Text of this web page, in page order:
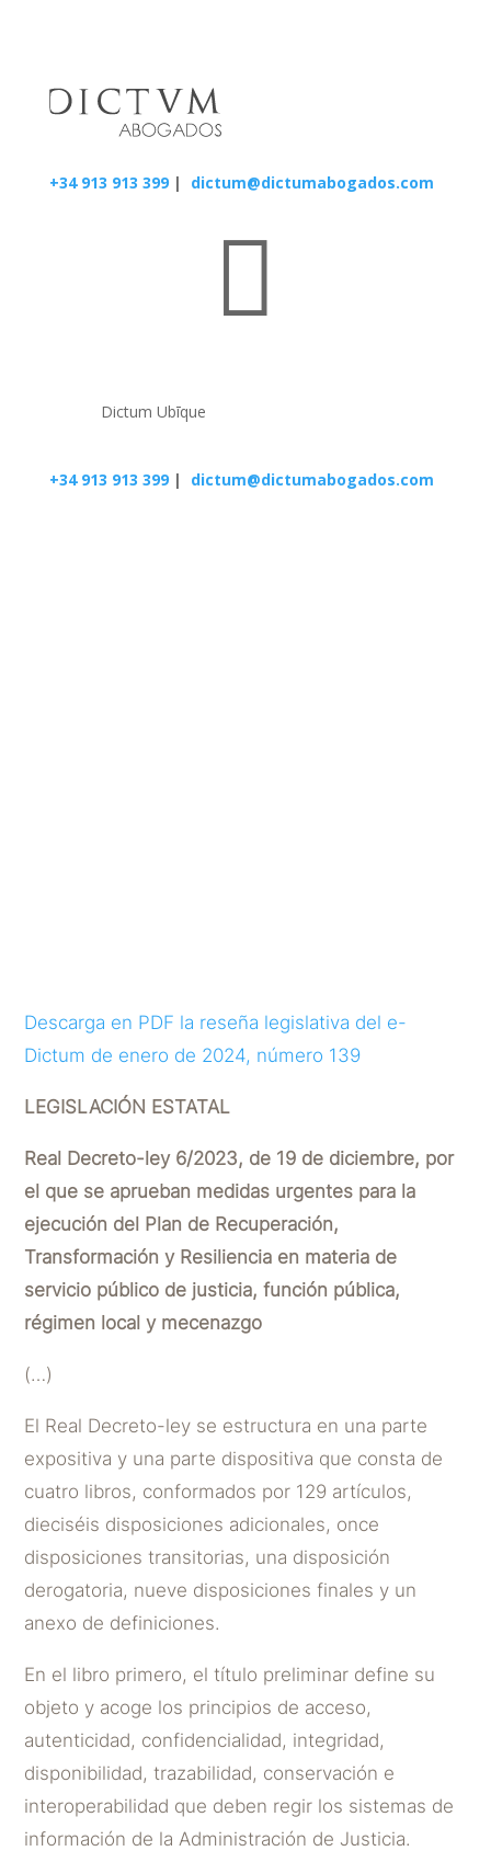
+34 913 913 399| dictum@dictumabogados.com

Dictum Ubīque
+34 913 913 399| dictum@dictumabogados.com
Descarga en PDF la reseña legislativa del e-
Dictum de enero de 2024, número 139
LEGISLACIÓN ESTATAL
Real Decreto-ley 6/2023, de 19 de diciembre, por
el que se aprueban medidas urgentes para la
ejecución del Plan de Recuperación,
Transformación y Resiliencia en materia de
servicio público de justicia, función pública,
régimen local y mecenazgo
(…)
El Real Decreto-ley se estructura en una parte
expositiva y una parte dispositiva que consta de
cuatro libros, conformados por 129 artículos,
dieciséis disposiciones adicionales, once
disposiciones transitorias, una disposición
derogatoria, nueve disposiciones finales y un
anexo de definiciones.
En el libro primero, el título preliminar define su
objeto y acoge los principios de acceso,
autenticidad, confidencialidad, integridad,
disponibilidad, trazabilidad, conservación e
interoperabilidad que deben regir los sistemas de
información de la Administración de Justicia.